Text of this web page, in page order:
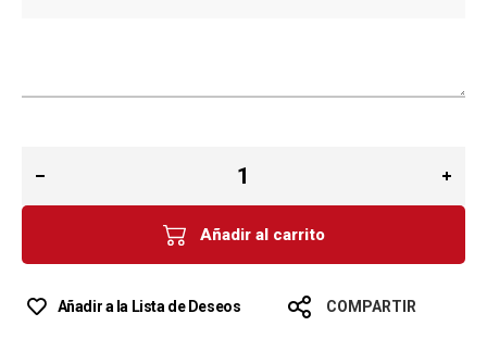
Añadir al carrito
Añadir a la Lista de Deseos COMPARTIR